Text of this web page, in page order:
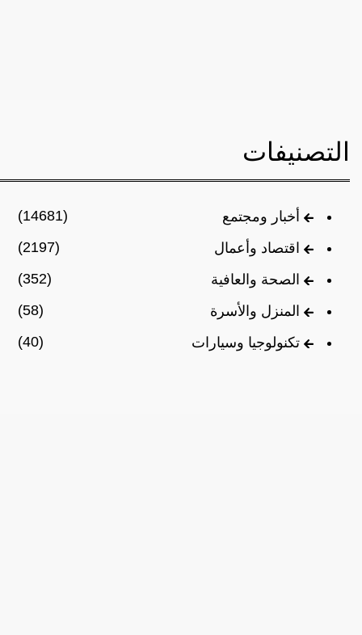
التصنيفات
أخبار ومجتمع
(14681)
اقتصاد وأعمال
(2197)
الصحة والعافية
(352)
المنزل والأسرة
(58)
تكنولوجيا وسيارات
(40)